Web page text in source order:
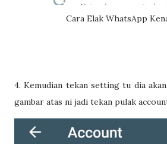
Cara Elak WhatsApp
4. Kemudian tekan setting tu dia
gambar atas ni jadi tekan pulak